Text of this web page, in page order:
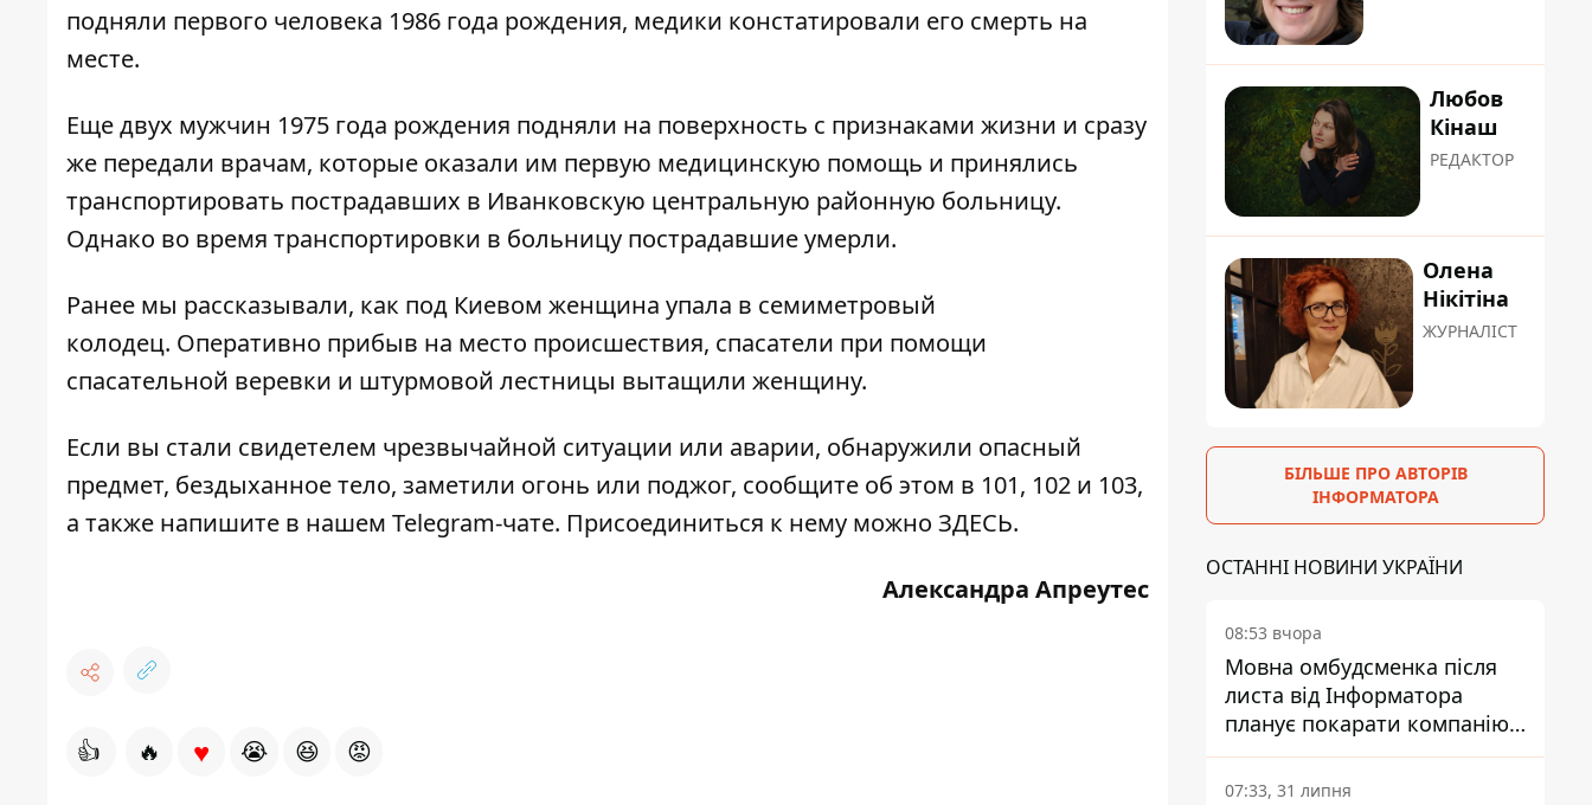
подняли первого человека 1986 года рождения, медики констатировали его смерть на
месте.
Еще двух мужчин 1975 года рождения подняли на поверхность с признаками жизни и сразу
же передали врачам, которые оказали им первую медицинскую помощь и принялись
транспортировать пострадавших в Иванковскую центральную районную больницу.
Однако во время транспортировки в больницу пострадавшие умерли.
Ранее мы рассказывали, как под Киевом женщина упала в семиметровый
колодец. Оперативно прибыв на место происшествия, спасатели при помощи
спасательной веревки и штурмовой лестницы вытащили женщину.
Если вы стали свидетелем чрезвычайной ситуации или аварии, обнаружили опасный
предмет, бездыханное тело, заметили огонь или поджог, сообщите об этом в 101, 102 и 103,
а также напишите в нашем Telegram-чате. Присоединиться к нему можно ЗДЕСЬ.
Александра Апреутес
👍 🔥 ♥ 😭 😆 😡
Любов
Кінаш
РЕДАКТОР
Олена
Нікітіна
ЖУРНАЛІСТ
БІЛЬШЕ ПРО АВТОРІВ
ІНФОРМАТОРА
ОСТАННІ НОВИНИ УКРАЇНИ
08:53 вчора
Мовна омбудсменка після
листа від Інформатора
планує покарати компанію-
підрядника ПриватБанку
07:33, 31 липня